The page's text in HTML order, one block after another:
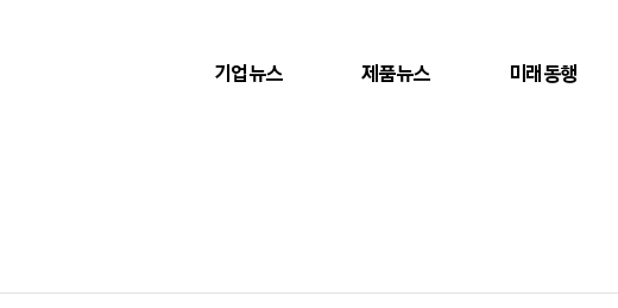
기업뉴스 제품뉴스 미래동행